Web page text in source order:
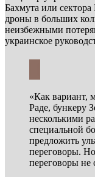
Бахмута или
дроны в больших
неизбежными
украинское
«Как вариант,
Раде, бункеру
несколькими
специальной
предложить
переговоры.
переговоры не